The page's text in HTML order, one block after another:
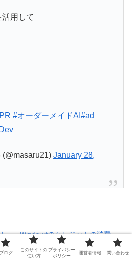
用して
#オーダーメイドAI #ad
January 28,
Windsurfのクレジットの消費
が早いので
2025年3月5日
ブログ
このサイトの
使い方
プライバシー
ポリシー
運営者情報 問い合わせ